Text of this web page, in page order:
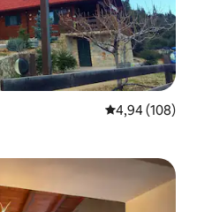
Gemiddelde
4,94 (108)